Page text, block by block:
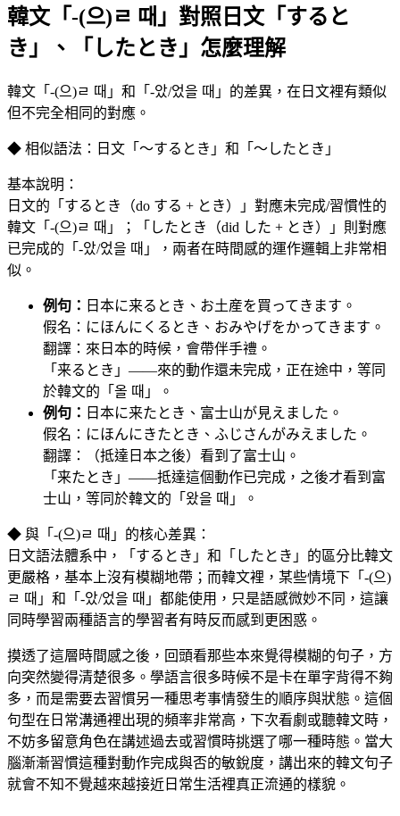
韓文「-(으)ㄹ 때」對照日文「すると
き」、「したとき」怎麼理解
韓文「-(으)ㄹ 때」和「-았/었을 때」的差異，在日文裡有類似
但不完全相同的對應。
◆ 相似語法：日文「～するとき」和「～したとき」
基本說明：
日文的「するとき（do する + とき）」對應未完成/習慣性的
韓文「-(으)ㄹ 때」；「したとき（did した + とき）」則對應
已完成的「-았/었을 때」，兩者在時間感的運作邏輯上非常相
似。
例句： 日本に来るとき、お土産を買ってきます。
假名：にほんにくるとき、おみやげをかってきます。
翻譯：來日本的時候，會帶伴手禮。
「来るとき」——來的動作還未完成，正在途中，等同
於韓文的「올 때」。
例句： 日本に来たとき、富士山が見えました。
假名：にほんにきたとき、ふじさんがみえました。
翻譯：（抵達日本之後）看到了富士山。
「来たとき」——抵達這個動作已完成，之後才看到富
士山，等同於韓文的「왔을 때」。
◆ 與「-(으)ㄹ 때」的核心差異：
日文語法體系中，「するとき」和「したとき」的區分比韓文
更嚴格，基本上沒有模糊地帶；而韓文裡，某些情境下「-(으)
ㄹ 때」和「-았/었을 때」都能使用，只是語感微妙不同，這讓
同時學習兩種語言的學習者有時反而感到更困惑。
摸透了這層時間感之後，回頭看那些本來覺得模糊的句子，方
向突然變得清楚很多。學語言很多時候不是卡在單字背得不夠
多，而是需要去習慣另一種思考事情發生的順序與狀態。這個
句型在日常溝通裡出現的頻率非常高，下次看劇或聽韓文時，
不妨多留意角色在講述過去或習慣時挑選了哪一種時態。當大
腦漸漸習慣這種對動作完成與否的敏銳度，講出來的韓文句子
就會不知不覺越來越接近日常生活裡真正流通的樣貌。